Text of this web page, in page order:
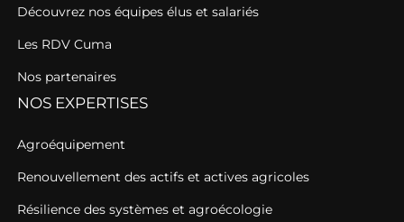
Découvrez nos équipes élus et salariés
Les RDV Cuma
Nos partenaires
NOS EXPERTISES
Agroéquipement
Renouvellement des actifs et actives agricoles
Résilience des systèmes et agroécologie